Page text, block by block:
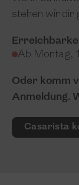
stehen wir dir
Ab Montag,
Oder komm
Anmeldung.
Casarista